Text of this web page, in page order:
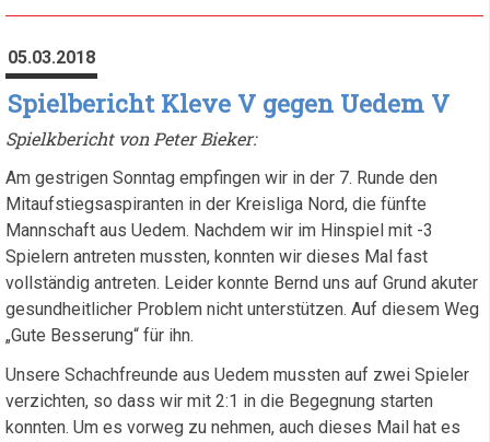
ist
drin
und
irgendwie
will
er
sich
auch
nicht
blicken
lassen
05.03.2018
Spielbericht Kleve V gegen Uedem V
Spielkbericht von Peter Bieker:
Am gestrigen Sonntag empfingen wir in der 7. Runde den
Mitaufstiegsaspiranten in der Kreisliga Nord, die fünfte
Mannschaft aus Uedem. Nachdem wir im Hinspiel mit -3
Spielern antreten mussten, konnten wir dieses Mal fast
vollständig antreten. Leider konnte Bernd uns auf Grund akuter
gesundheitlicher Problem nicht unterstützen. Auf diesem Weg
„Gute Besserung“ für ihn.
Unsere Schachfreunde aus Uedem mussten auf zwei Spieler
verzichten, so dass wir mit 2:1 in die Begegnung starten
konnten. Um es vorweg zu nehmen, auch dieses Mail hat es